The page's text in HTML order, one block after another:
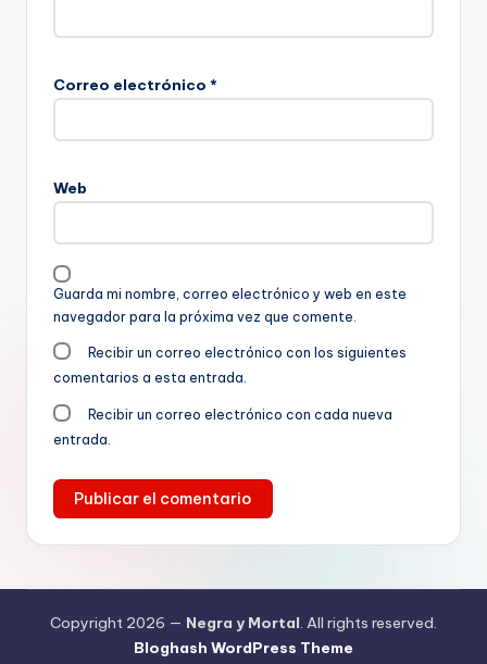
Correo electrónico *
Web
Guarda mi nombre, correo electrónico y web en este
navegador para la próxima vez que comente.
Recibir un correo electrónico con los siguientes
comentarios a esta entrada.
Recibir un correo electrónico con cada nueva
entrada.
Copyright 2026 — Negra y Mortal. All rights reserved.
Bloghash WordPress Theme